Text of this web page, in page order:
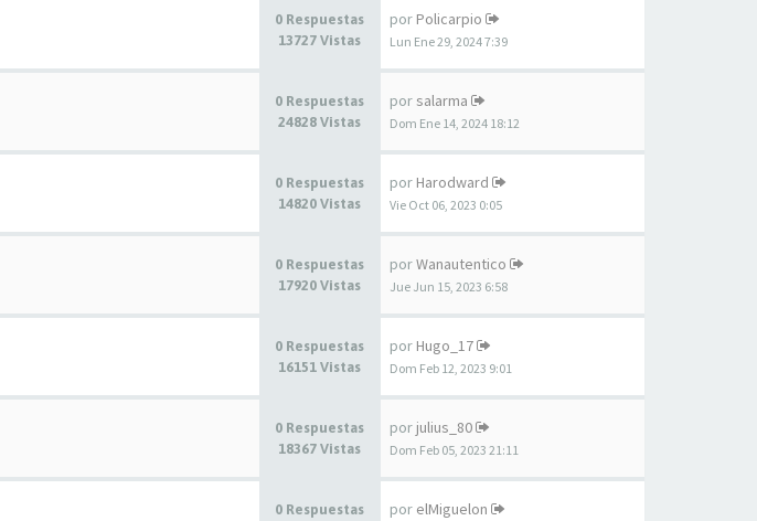
0 Respuestas
13727 Vistas
por Policarpio
Lun Ene 29, 2024 7:39
0 Respuestas
24828 Vistas
por salarma
Dom Ene 14, 2024 18:12
0 Respuestas
14820 Vistas
por Harodward
Vie Oct 06, 2023 0:05
0 Respuestas
17920 Vistas
porWanautentico
Jue Jun 15, 2023 6:58
0 Respuestas
16151 Vistas
por Hugo_17
Dom Feb 12, 2023 9:01
0 Respuestas
18367 Vistas
por julius_80
Dom Feb 05, 2023 21:11
0 Respuestas
por elMiguelon